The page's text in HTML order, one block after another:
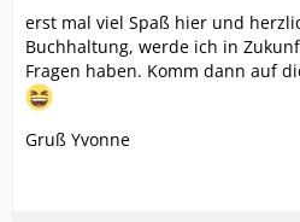
erst mal viel Spaß hier und
Buchhaltung, werde ich in
Fragen haben. Komm dann auf
Gruß Yvonne